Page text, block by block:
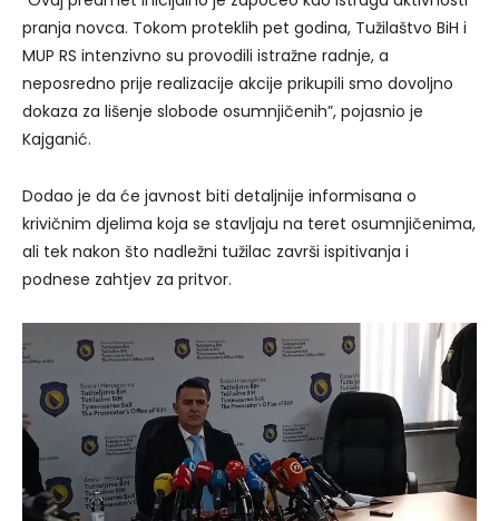
pranja novca. Tokom proteklih pet godina, Tužilaštvo BiH i
MUP RS intenzivno su provodili istražne radnje, a
neposredno prije realizacije akcije prikupili smo dovoljno
dokaza za lišenje slobode osumnjičenih”, pojasnio je
Kajganić.
Dodao je da će javnost biti detaljnije informisana o
krivičnim djelima koja se stavljaju na teret osumnjičenima,
ali tek nakon što nadležni tužilac završi ispitivanja i
podnese zahtjev za pritvor.